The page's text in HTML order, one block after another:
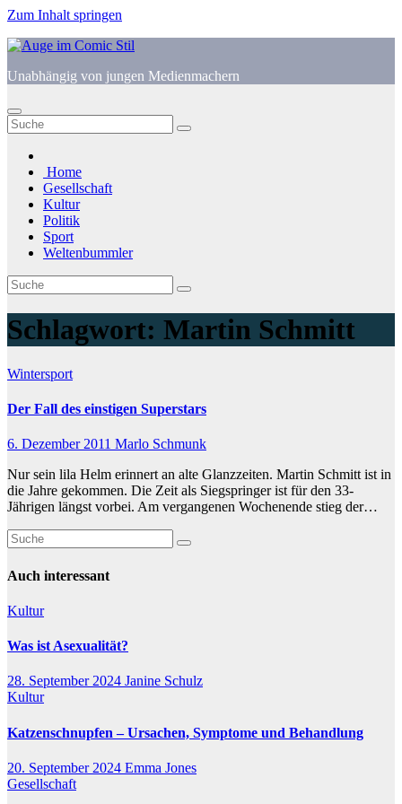
Zum Inhalt springen
Unabhängig von jungen Medienmachern
Home
Gesellschaft
Kultur
Politik
Sport
Weltenbummler
Schlagwort: Martin Schmitt
Wintersport
Der Fall des einstigen Superstars
6. Dezember 2011 Marlo Schmunk
Nur sein lila Helm erinnert an alte Glanzzeiten. Martin Schmitt ist in
die Jahre gekommen. Die Zeit als Siegspringer ist für den 33-
Jährigen längst vorbei. Am vergangenen Wochenende stieg der…
Auch interessant
Kultur
Was ist Asexualität?
28. September 2024 Janine Schulz
Kultur
Katzenschnupfen – Ursachen, Symptome und Behandlung
20. September 2024 Emma Jones
Gesellschaft